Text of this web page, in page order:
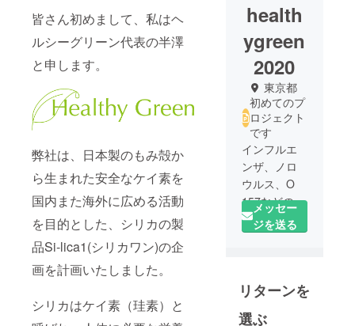
皆さん初めまして、私はヘ
ルシーグリーン代表の半澤
と申します。
弊社は、日本製のもみ殻か
ら生まれた安全なケイ素を
国内また海外に広める活動
を目的とした、シリカの製
品Si-lica1(シリカワン)の企
画を計画いたしました。
シリカはケイ素（珪素）と
health
ygreen
2020
東京都
初めてのプ
ロジェクト
です
インフルエ
ンザ、ノロ
ウルス、O
157などの感
染症に対し
以前から注
健康食品の
メッセー
ジを送る
リターンを
選ぶ